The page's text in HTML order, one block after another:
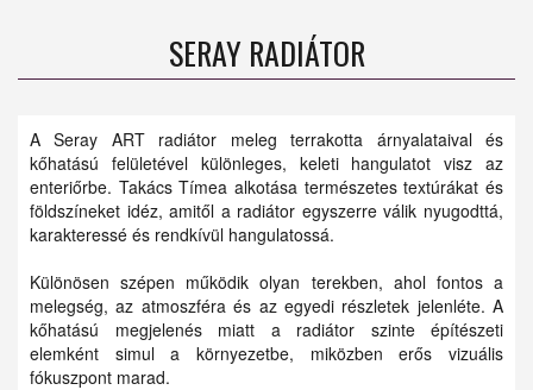
SERAY RADIÁTOR
A Seray ART radiátor meleg terrakotta árnyalataival és
kőhatású felületével különleges, keleti hangulatot visz az
enteriőrbe. Takács Tímea alkotása természetes textúrákat és
földszíneket idéz, amitől a radiátor egyszerre válik nyugodttá,
karakteressé és rendkívül hangulatossá.
Különösen szépen működik olyan terekben, ahol fontos a
melegség, az atmoszféra és az egyedi részletek jelenléte. A
kőhatású megjelenés miatt a radiátor szinte építészeti
elemként simul a környezetbe, miközben erős vizuális
fókuszpont marad.